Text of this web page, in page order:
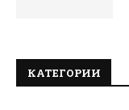
КАТЕГОРИИ